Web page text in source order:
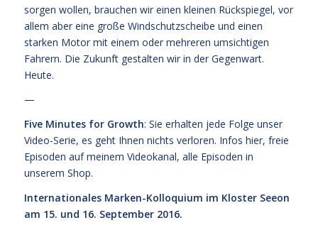
sorgen wollen, brauchen wir einen kleinen Rückspiegel, vor
allem aber eine große Windschutzscheibe und einen
starken Motor mit einem oder mehreren umsichtigen
Fahrern. Die Zukunft gestalten wir in der Gegenwart.
Heute.
—
Five Minutes for Growth: Sie erhalten jede Folge unser
Video-Serie, es geht Ihnen nichts verloren. Infos hier, freie
Episoden auf meinem Videokanal, alle Episoden in
unserem Shop.
Internationales Marken-Kolloquium im Kloster Seeon
am 15. und 16. September 2016.